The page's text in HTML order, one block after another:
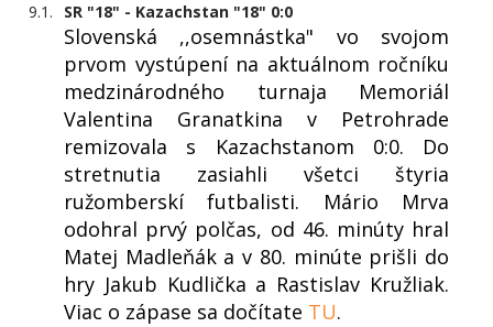
9.1. SR "18" - Kazachstan "18" 0:0
Slovenská ,,osemnástka" vo svojom
prvom vystúpení na aktuálnom ročníku
medzinárodného turnaja Memoriál
Valentina Granatkina v Petrohrade
remizovala s Kazachstanom 0:0. Do
stretnutia zasiahli všetci štyria
ružomberskí futbalisti. Mário Mrva
odohral prvý polčas, od 46. minúty hral
Matej Madleňák a v 80. minúte prišli do
hry Jakub Kudlička a Rastislav Kružliak.
Viac o zápase sa dočítate TU.